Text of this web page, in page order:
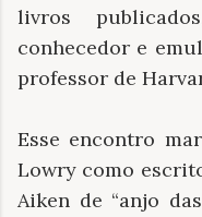
livros
conhecedor e
professor de
Esse encontro
Lowry como
Aiken de “anjo